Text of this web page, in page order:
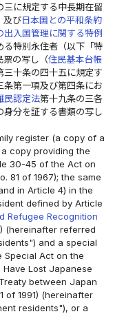
に規定する中長期在留
及び日本国との平和条約
出入国管理に関する特例
特別永住者（以下「特
票の写し（住民基本台帳
十条の四十五に規定す
条第一項及び第四条にお
民認定法第十九条の三各
身分を証する書類の写し
register (a copy of a
copy providing the
30-45 of the Act on
81 of 1967); the same
in Article 4) in the
defined by Article
Refugee Recognition
(hereinafter referred
and a special
Special Act on the
Lost Japanese
between Japan
of 1991) (hereinafter
residents"), or a